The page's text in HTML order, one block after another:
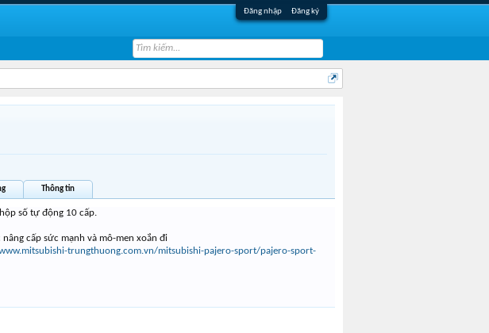
Đăng nhập Đăng ký
Thông tin
số tự động 10 cấp.
cấp sức mạnh và mô-men xoắn đi
trungthuong.com.vn/mitsubishi-pajero-sport/pajero-sport-